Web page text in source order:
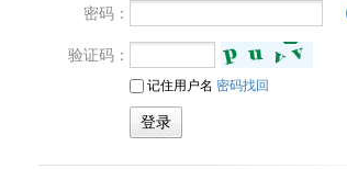
密码：
验证码：
记住用户名 密码找回